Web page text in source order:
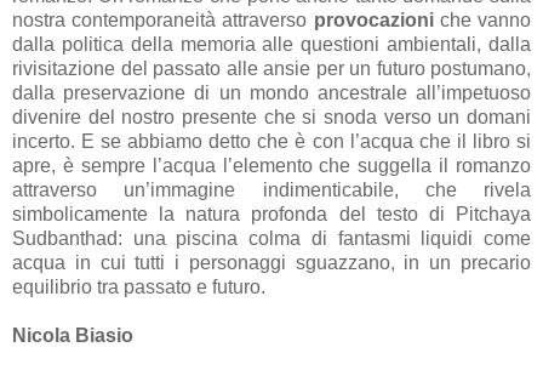
nostra contemporaneità attraverso provocazioniche vanno
dalla politica della memoria alle questioni ambientali, dalla
rivisitazione del passato alle ansie per un futuro postumano,
dalla preservazione di un mondo ancestrale all’impetuoso
divenire del nostro presente che si snoda verso un domani
incerto. E se abbiamo detto che è con l’acqua che il libro si
apre, è sempre l’acqua l’elemento che suggella il romanzo
attraverso un’immagine indimenticabile, che rivela
simbolicamente la natura profonda del testo di Pitchaya
Sudbanthad: una piscina colma di fantasmi liquidi come
acqua in cui tutti i personaggi sguazzano, in un precario
equilibrio tra passato e futuro.
Nicola Biasio